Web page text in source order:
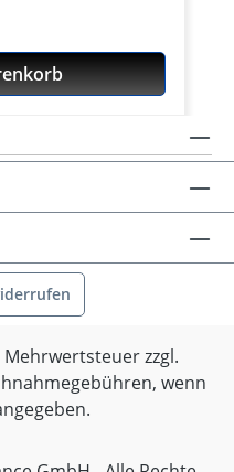
Mehrwertsteuer zzgl.
wenn